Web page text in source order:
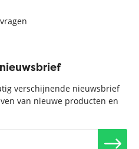
verschijnende nieuwsbrief
van nieuwe producten en